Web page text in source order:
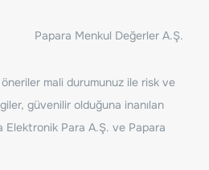
Papara Menkul Değerler A.Ş.
öneriler mali durumunuz ile risk ve
güvenilir olduğuna inanılan
Elektronik Para A.Ş. ve Papara